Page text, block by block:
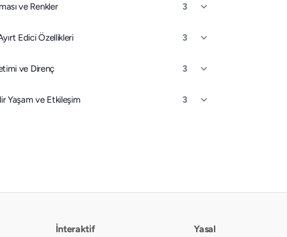
ve Renkler 3
Edici Özellikleri 3
ve Direnç 3
Yaşam ve Etkileşim 3
İnteraktif Yasal